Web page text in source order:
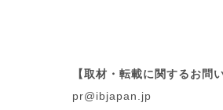
【取材・転載に関するお問
pr@ibjapan.jp